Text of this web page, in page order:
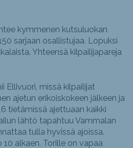
kymmenen kutsuluokan
sarjaan osallistujaa. Lopuksi
Yhteensä kilpailijapareja
Ellivuori, missä kilpailijat
ajetun erikoiskokeen jälkeen ja
tietämissä ajettuaan kaikki
lähtö tapahtuu Vammalan
tulla hyvissä ajoissa.
alkaen. Torille on vapaa